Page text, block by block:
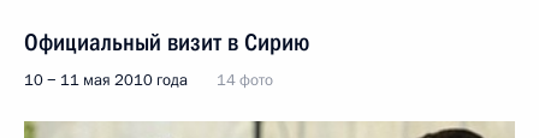
Официальный визит в Сирию
10 − 11 мая 2010 года 14 фото